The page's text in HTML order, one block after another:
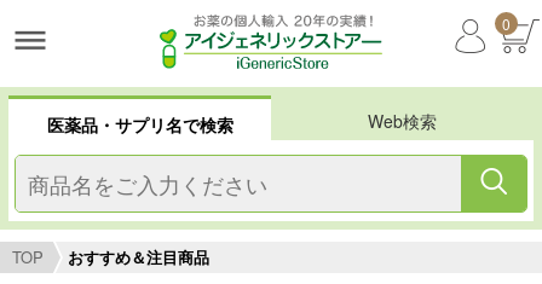
0
医薬品・サプリ名で検索 Web検索
TOP おすすめ＆注目商品